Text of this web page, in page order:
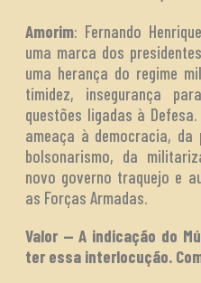
Amorim: Fernando
uma marca dos
uma herança do regime
timidez, insegurança
questões ligadas à
ameaça à democracia,
bolsonarismo, da
novo governo traquejo e
as Forças Armadas.
Valor — A indicação do
ter essa interlocução.